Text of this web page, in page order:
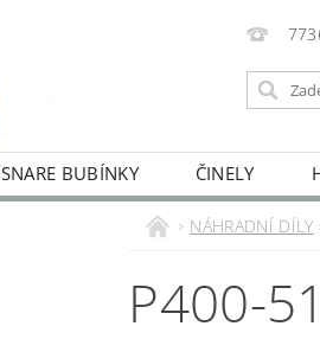
SNARE BUBÍNKY ČINELY
NÁHRADNÍ DÍLY
P400-